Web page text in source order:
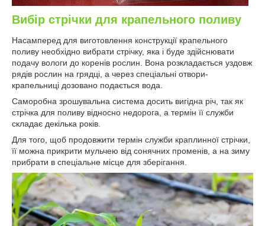
Вибір стрічки для крапельного поливу
Насамперед для виготовлення конструкції крапельного
поливу необхідно вибрати стрічку, яка і буде здійснювати
подачу вологи до коренів рослин. Вона розкладається уздовж
рядів рослин на грядці, а через спеціальні отвори-
крапельниці дозовано подається вода.
Саморобна зрошувальна система досить вигідна річ, так як
стрічка для поливу відносно недорога, а термін її служби
складає декілька років.
Для того, щоб продовжити термін служби краплинної стрічки,
її можна прикрити мульчею від сонячних променів, а на зиму
прибрати в спеціальне місце для зберігання.